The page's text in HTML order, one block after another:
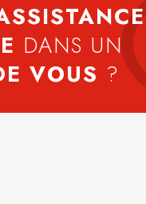
DANS UN
VOUS ?